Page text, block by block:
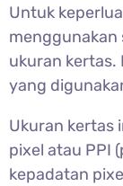
Untuk
menggunakan
ukuran kertas.
yang
Ukuran kertas
pixel atau PPI
kepadatan